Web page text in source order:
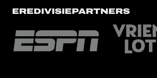
EREDIVISIEPARTNERS